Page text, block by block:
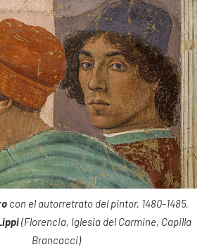
con el autorretrato del pintor, 1480-1485,
(Florencia, Iglesia del Carmine, Capilla
Brancacci)